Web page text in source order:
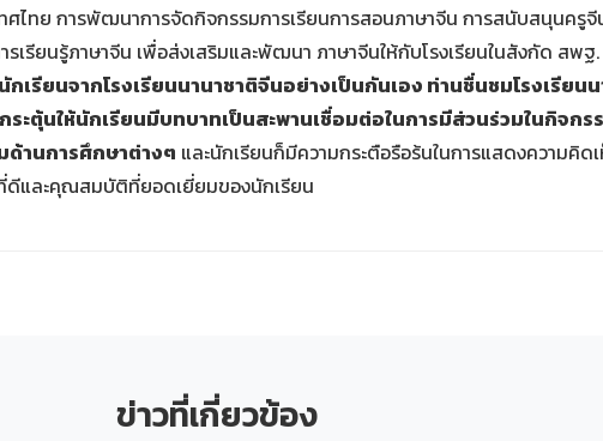
ทย การพัฒนาการจัดกิจกรรมการเรียนการสอนภาษาจีน การสนับสนุนครูจี
รียนรู้ภาษาจีน เพื่อส่งเสริมและพัฒนา ภาษาจีนให้กับโรงเรียนในสังกัด สพฐ
ยนจากโรงเรียนนานาชาติจีนอย่างเป็นกันเอง ท่านชื่นชมโรงเรียน
ะตุ้นให้นักเรียนมีบทบาทเป็นสะพานเชื่อมต่อในการมีส่วนร่วมในกิจกร
ด้านการศึกษาต่างๆ และนักเรียนก็มีความกระตือรือร้นในการแสดงความคิ
ที่ดีและคุณสมบัติที่ยอดเยี่ยมของนักเรียน
ข่าวที่เกี่ยวข้อง